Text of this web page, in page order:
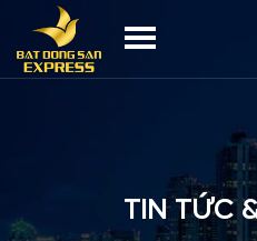
TIN TỨC